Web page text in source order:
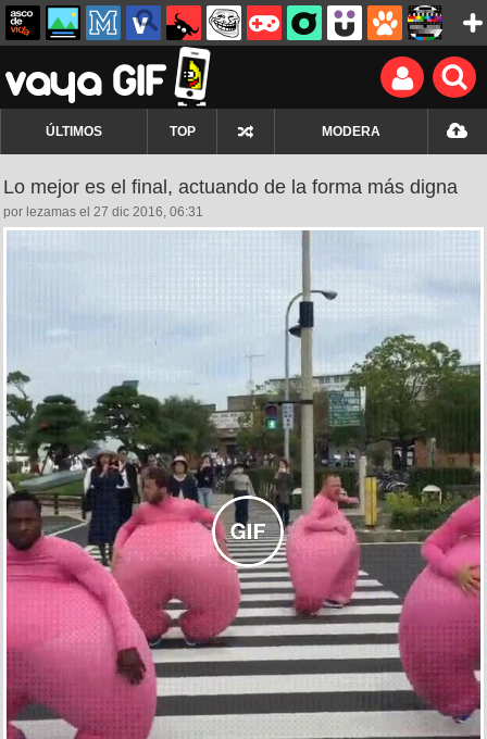
ÚLTIMOS TOP MODERA
Lo mejor es el final, actuando de la forma más digna
por lezamas el 27 dic 2016, 06:31